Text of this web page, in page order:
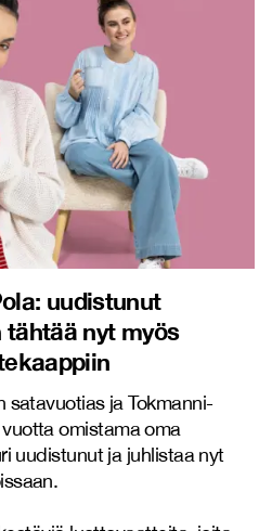
uudistunut
nyt myös
satavuotias ja Tokmanni-
omistama oma
uudistunut ja juhlistaa nyt